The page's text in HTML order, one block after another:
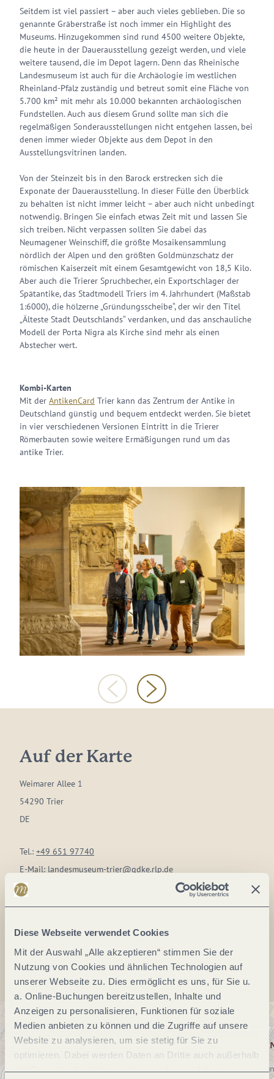
Diese Webseite verwendet Cookies
Mit der Auswahl „Alle akzeptieren“ stimmen Sie der
Nutzung von Cookies und ähnlichen Technologien auf
unserer Webseite zu. Dies ermöglicht es uns, für Sie u.
a. Online-Buchungen bereitzustellen, Inhalte und
Anzeigen zu personalisieren, Funktionen für soziale
Medien anbieten zu können und die Zugriffe auf unsere
Website zu analysieren, um sie stetig für Sie zu
optimieren. Dabei werden Daten an Dritte auch außerhalb
der Europäischen Union weitergegeben und dort
Seitdem ist viel passiert – aber auch vieles geblieben. Die so
genannte Gräberstraße ist noch immer ein Highlight des
Museums. Hinzugekommen sind rund 4500 weitere Objekte,
die heute in der Dauerausstellung gezeigt werden, und viele
weitere tausend, die im Depot lagern. Denn das Rheinische
Landesmuseum ist auch für die Archäologie im westlichen
Rheinland-Pfalz zuständig und betreut somit eine Fläche von
5.700 km² mit mehr als 10.000 bekannten archäologischen
Fundstellen. Auch aus diesem Grund sollte man sich die
regelmäßigen Sonderausstellungen nicht entgehen lassen, bei
denen immer wieder Objekte aus dem Depot in den
Ausstellungsvitrinen landen.
Von der Steinzeit bis in den Barock erstrecken sich die
Exponate der Dauerausstellung. In dieser Fülle den Überblick
zu behalten ist nicht immer leicht – aber auch nicht unbedingt
notwendig. Bringen Sie einfach etwas Zeit mit und lassen Sie
sich treiben. Nicht verpassen sollten Sie dabei das
Neumagener Weinschiff, die größte Mosaikensammlung
nördlich der Alpen und den größten Goldmünzschatz der
römischen Kaiserzeit mit einem Gesamtgewicht von 18,5 Kilo.
Aber auch die Trierer Spruchbecher, ein Exportschlager der
Spätantike, das Stadtmodell Triers im 4. Jahrhundert (Maßstab
1:6000), die hölzerne „Gründungsscheibe“, der wir den Titel
„Älteste Stadt Deutschlands“ verdanken, und das anschauliche
Modell der Porta Nigra als Kirche sind mehr als einen
Abstecher wert.
Kombi-Karten
Mit der AntikenCard Trier kann das Zentrum der Antike in
Deutschland günstig und bequem entdeckt werden. Sie bietet
in vier verschiedenen Versionen Eintritt in die Trierer
Römerbauten sowie weitere Ermäßigungen rund um das
antike Trier.
Auf der Karte
Weimarer Allee 1
54290 Trier
DE
Tel.: +49 651 97740
E-Mail: landesmuseum-trier@gdke.rlp.de
Webseite:
www.zentrum-der-antike.de/rheinisches-
landesmuseum